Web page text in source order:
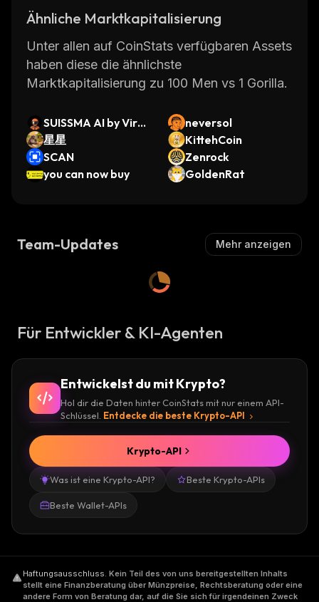
Ähnliche Marktkapitalisierung
Unter allen auf CoinStats verfügbaren Assets
haben diese die ähnlichste
Marktkapitalisierung zu 100 Men vs 1 Gorilla.
SUISSMA AI by Virtu
als
neversol
星星
KittehCoin
SCAN
Zenrock
you can now buy
GoldenRat
Team-Updates Mehr anzeigen
Für Entwickler & KI-Agenten
Entwickelst du mit Krypto?
Hol dir die Daten hinter CoinStats mit nur einem API-
Schlüssel. Entdecke die beste Krypto-API
Was ist eine Krypto-API? Beste Krypto-APIs
Beste Wallet-APIs
Krypto-API
Haftungsausschluss. Kein Teil des von uns bereitgestellten Inhalts
stellt eine Finanzberatung über Münzpreise, Rechtsberatung oder eine
andere Form von Beratung dar, auf die Sie sich für irgendeinen Zweck